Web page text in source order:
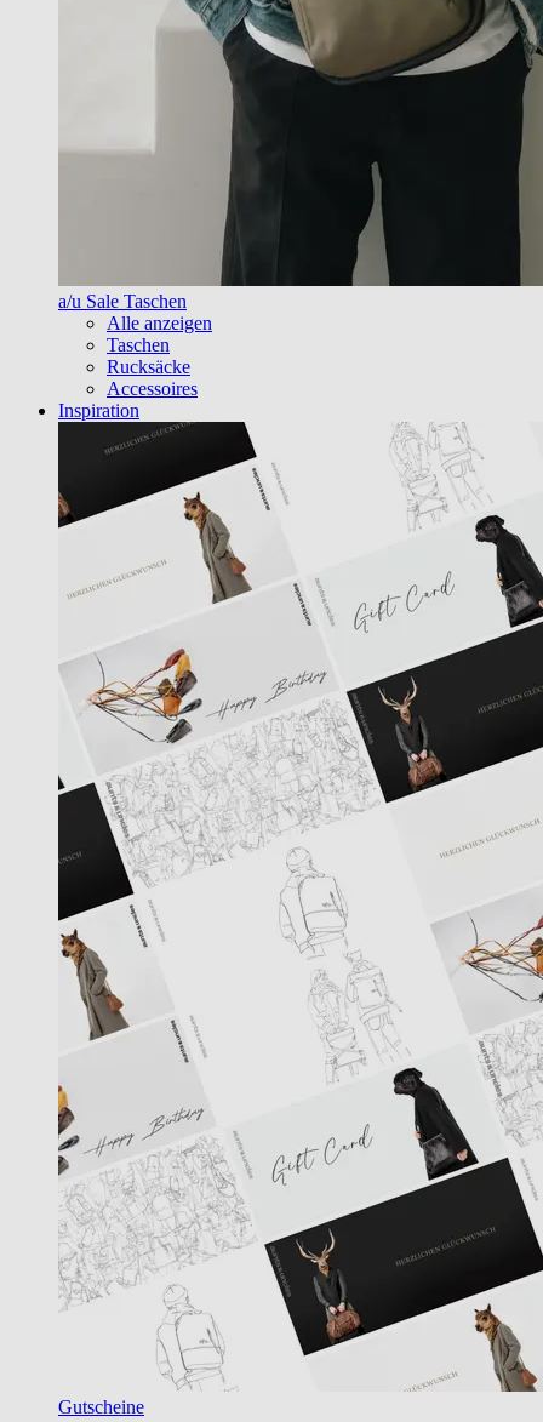
a/u Sale Taschen
Alle anzeigen
Taschen
Rucksäcke
Accessoires
Inspiration
Gutscheine